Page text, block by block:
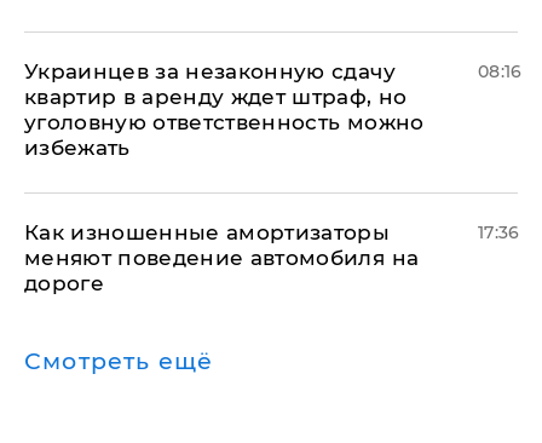
Украинцев за незаконную сдачу
квартир в аренду ждет штраф, но
уголовную ответственность можно
избежать
08:16
Как изношенные амортизаторы
меняют поведение автомобиля на
дороге
17:36
Смотреть ещё